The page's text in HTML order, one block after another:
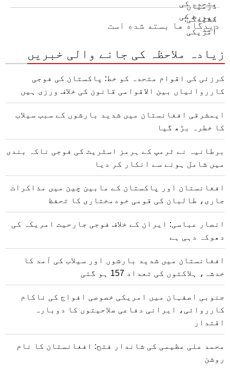
دیدگاه ها بسته شده است
زیادہ ملاحظہ کی جانے والی خبریں
کرزئی کی اقوام متحدہ کو خط: پاکستان کی فوجی
کارروائیاں بین الاقوامی قانون کی خلاف ورزی ہیں
ایمشرقی افغانستان میں شدید بارشوں کے سبب سیلاب
کا خطرہ بڑھ گیا
برطانیہ نے ٹرمپ کے ہرمز اسٹریٹ کی فوجی ناکہ بندی
میں شامل ہونے سے انکار کر دیا
افغانستان اور پاکستان کے مابین چین میں مذاکرات
جاری، طالبان کی قومی خودمختاری کا تحفظ
انصار عباسی: ایران کے خلاف فوجی جارحیت امریکہ کی
دھوکہ دہی ہے
افغانستان میں شدید بارشوں اور سیلاب کی آمد کا
خدشہ، ہلاکتوں کی تعداد 157 ہو گئی
جنوبی اصفہان میں امریکی خصوصی افواج کی ناکام
کارروائی، ایرانی دفاعی صلاحیتوں کا دوبارہ
اقتدار
محمد علی عظیمی کی شاندار فتح: افغانستان کا نام
روشن